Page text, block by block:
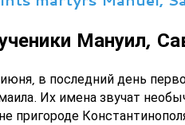
Мануил,
в последний день
Их имена звучат
пригороде